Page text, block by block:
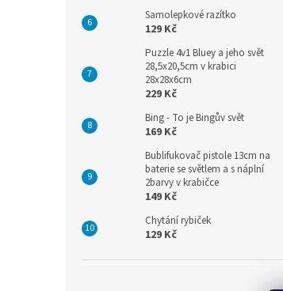
Samolepkové razítko
129 Kč
Puzzle 4v1 Bluey a jeho svět
28,5x20,5cm v krabici
28x28x6cm
229 Kč
Bing - To je Bingův svět
169 Kč
Bublifukovač pistole 13cm na
baterie se světlem a s náplní
2barvy v krabičce
149 Kč
Chytání rybiček
129 Kč